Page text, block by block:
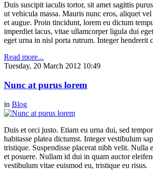
Duis suscipit iaculis tortor, sit amet sagittis
ut vehicula massa. Mauris nunc eros, aliquet
et augue. Proin tincidunt, lorem eu dictum
imperdiet lacus, vitae ullamcorper ligula dui
eget urna in nisl porta rutrum. Integer hendrerit
Read more...
Tuesday, 20 March 2012 10:49
Nunc at purus lorem
in Blog
Duis et orci justo. Etiam eu urna dui, sed
habitasse platea dictumst. Integer vestibulum
tristique. Suspendisse placerat nibh velit. Nulla
et posuere. Nullam id dui in quam auctor
vestibulum vitae euismod eu, tristique eu risus.